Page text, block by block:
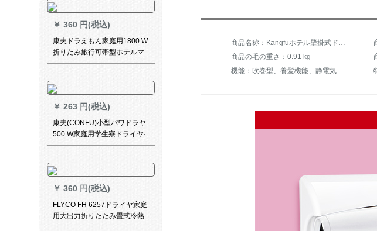
￥ 360 円(税込)
康夫ドラえもん家庭用1800 W
折りたみ旅行可帯型ホテルマ
イドラヤーKF-5110パピル
￥ 263 円(税込)
康夫(CONFU)小型パワドラヤ
500 W家庭用学生寮ドライヤ·
ミニ携带可折ドライヤ·KF-
￥ 360 円(税込)
FLYCO FH 6257ドライヤ家庭
用大出力折りたたみ畳式冷熱
ドライヤー1200 W白紫
商品の毛の重さ：0.91 kg